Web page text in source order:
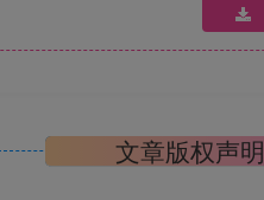
文章版权声明